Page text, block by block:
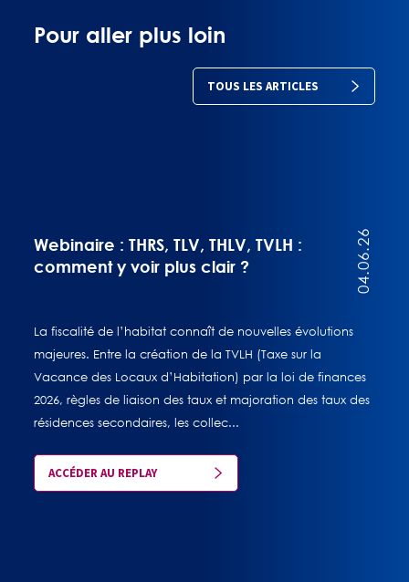
Pour aller plus loin
TOUS LES ARTICLES
04.06.26
Webinaire : THRS, TLV, THLV, TVLH :
comment y voir plus clair ?
La fiscalité de l’habitat connaît de nouvelles évolutions
majeures. Entre la création de la TVLH (Taxe sur la
Vacance des Locaux d’Habitation) par la loi de finances
2026, règles de liaison des taux et majoration des taux des
résidences secondaires, les collec...
ACCÉDER AU REPLAY